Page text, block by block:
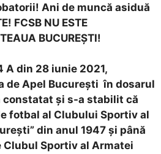
Ani de muncă asiduă
FCSB NU ESTE
BUCUREŞTI!
A din 28 iunie 2021,
de Apel Bucureşti în dosarul
constatat şi s-a stabilit că
fotbal al Clubului Sportiv al
din anul 1947 şi până
Clubul Sportiv al Armatei